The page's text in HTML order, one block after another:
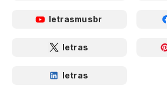
letrasmusbr
letras
letras